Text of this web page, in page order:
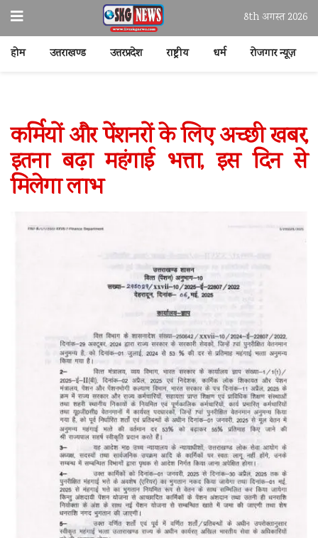
8th अगस्त 2026
होम उत्तराखण्ड उत्तरप्रदेश राष्ट्रीय धर्म रोजगार न्यूज़
कर्मियों और पेंशनरों के लिए अच्छी खबर,
इतना बढ़ा महंगाई भत्ता, इस दिन से
मिलेगा लाभ